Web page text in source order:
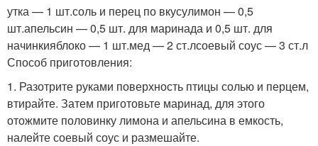
утка — 1 шт.соль и перец по вкусулимон — 0,5
шт.апельсин — 0,5 шт. для маринада и 0,5 шт. для
начинкияблоко — 1 шт.мед — 2 ст.лсоевый соус — 3 ст.л
Способ приготовления:
1. Разотрите руками поверхность птицы солью и перцем,
втирайте. Затем приготовьте маринад, для этого
отожмите половинку лимона и апельсина в емкость,
налейте соевый соус и размешайте.